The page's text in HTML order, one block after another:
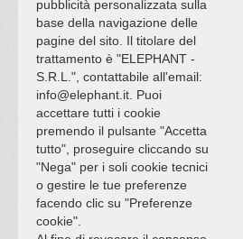
pubblicità personalizzata sulla
base della navigazione delle
pagine del sito. Il titolare del
trattamento è "ELEPHANT -
S.R.L.", contattabile all'email:
info@elephant.it. Puoi
accettare tutti i cookie
premendo il pulsante "Accetta
tutto", proseguire cliccando su
"Nega" per i soli cookie tecnici
o gestire le tue preferenze
facendo clic su "Preferenze
cookie".